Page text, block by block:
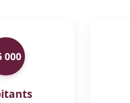
000